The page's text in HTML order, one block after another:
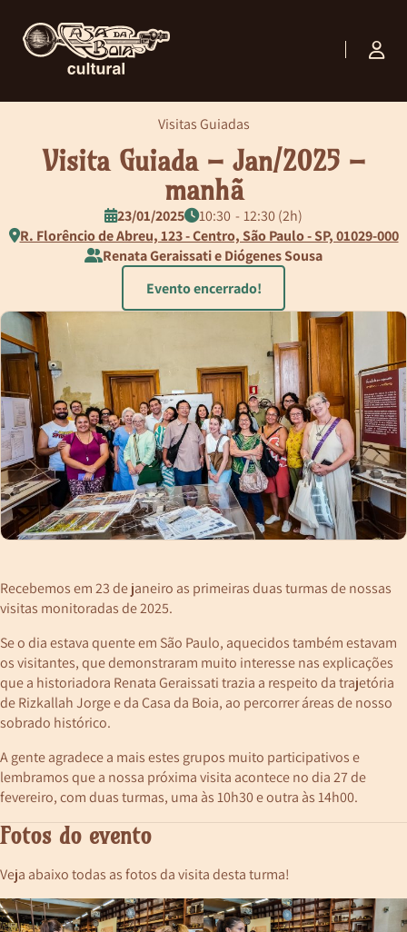
Visita Guiada – Jan/2025 –
manhã
Visitas Guiadas
23/01/2025 10:30
12:30 (2h)
R. Florêncio de Abreu, 123 - Centro, São Paulo - SP, 01029-000
Renata Geraissati e Diógenes Sousa
Evento encerrado!
Recebemos em 23 de janeiro as primeiras duas turmas de nossas
visitas monitoradas de 2025.
Se o dia estava quente em São Paulo, aquecidos também estavam
os visitantes, que demonstraram muito interesse nas explicações
que a historiadora Renata Geraissati trazia a respeito da trajetória
de Rizkallah Jorge e da Casa da Boia, ao percorrer áreas de nosso
sobrado histórico.
A gente agradece a mais estes grupos muito participativos e
lembramos que a nossa próxima visita acontece no dia 27 de
fevereiro, com duas turmas, uma às 10h30 e outra às 14h00.
Fotos do evento
Veja abaixo todas as fotos da visita desta turma!